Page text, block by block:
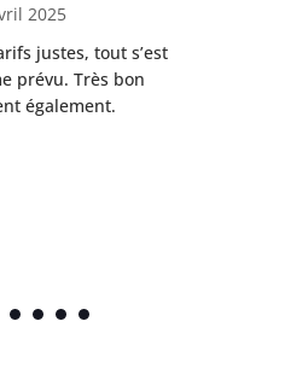
2025
justes, tout s’est
prévu. Très bon
également.